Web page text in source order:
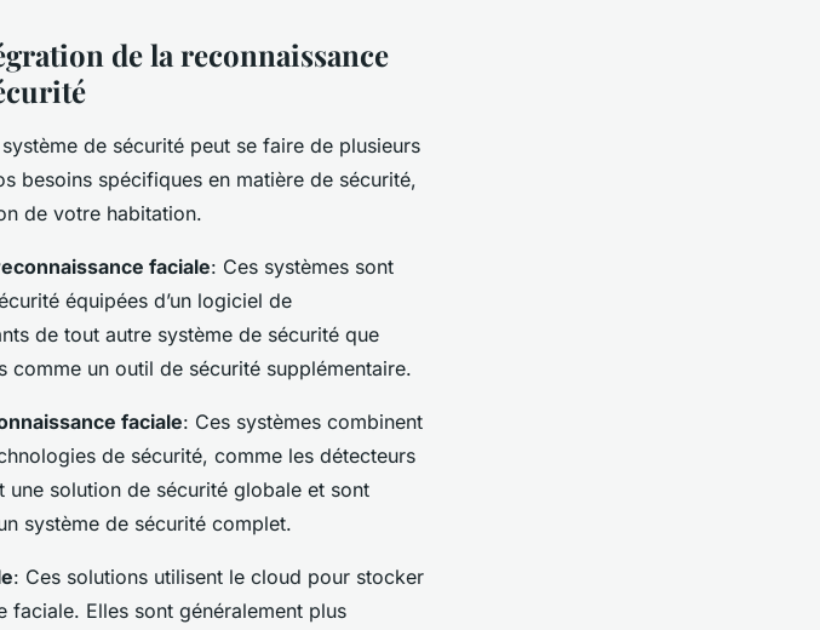
de la reconnaissance
de sécurité peut se faire de plusieurs
besoins spécifiques en matière de sécurité,
de votre habitation.
faciale: Ces systèmes sont
équipées d’un logiciel de
de tout autre système de sécurité que
un outil de sécurité supplémentaire.
faciale: Ces systèmes combinent
de sécurité, comme les détecteurs
solution de sécurité globale et sont
système de sécurité complet.
: Ces solutions utilisent le cloud pour stocker
faciale. Elles sont généralement plus